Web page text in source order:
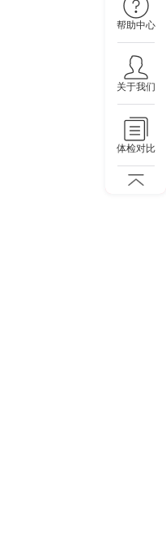
帮助中心
关于我们
体检对比